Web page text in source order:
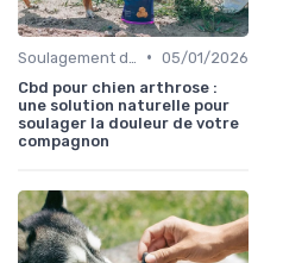
• 05/01/2026
Cbd pour chien arthrose :
une solution naturelle pour
soulager la douleur de votre
compagnon